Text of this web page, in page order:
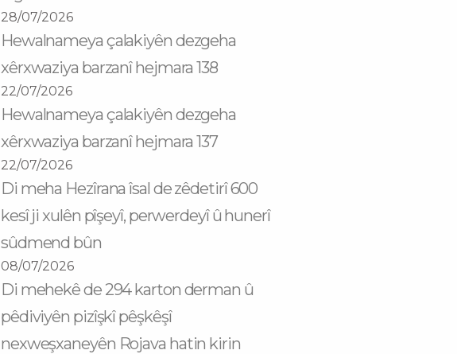
28/07/2026
Hewalnameya çalakiyên dezgeha
xêrxwaziya barzanî hejmara 138
22/07/2026
Hewalnameya çalakiyên dezgeha
xêrxwaziya barzanî hejmara 137
22/07/2026
Di meha Hezîrana îsal de zêdetirî 600
kesî ji xulên pîşeyî, perwerdeyî û hunerî
sûdmend bûn
08/07/2026
Di mehekê de 294 karton derman û
pêdiviyên pizîşkî pêşkêşî
nexweşxaneyên Rojava hatin kirin